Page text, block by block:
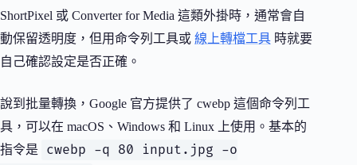
ShortPixel 或 Converter for Media 這類外掛時，通常會自
動保留透明度，但用命令列工具或 線上轉檔工具 時就要
自己確認設定是否正確。
說到批量轉換，Google 官方提供了 cwebp 這個命令列工
具，可以在 macOS、Windows 和 Linux 上使用。基本的
指令是
cwebp -q 80 input.jpg -o